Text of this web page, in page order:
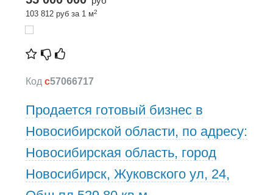
103 812 руб за 1 м2
Код c57066717
Продается готовый бизнес в
Новосибирской области, по адресу:
Новосибирская область, город
Новосибирск, Жуковского ул, 24,